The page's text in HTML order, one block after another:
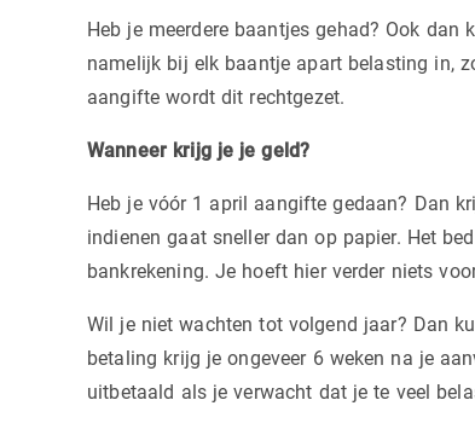
Heb je meerdere baantjes gehad? Ook dan
namelijk bij elk baantje apart belasting in,
aangifte wordt dit rechtgezet.
Wanneer krijg je je geld?
Heb je vóór 1 april aangifte gedaan? Dan
indienen gaat sneller dan op papier. Het
bankrekening. Je hoeft hier verder niets
Wil je niet wachten tot volgend jaar? Dan
betaling krijg je ongeveer 6 weken na je
uitbetaald als je verwacht dat je te veel